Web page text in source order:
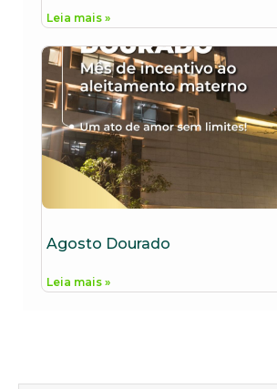
Leia mais »
Agosto Dourado
Leia mais »